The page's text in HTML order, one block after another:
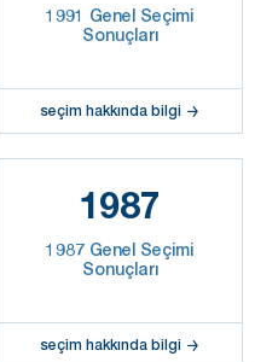
1991 Genel Seçimi
Sonuçları
seçim hakkında bilgi
1987
1987 Genel Seçimi
Sonuçları
seçim hakkında bilgi